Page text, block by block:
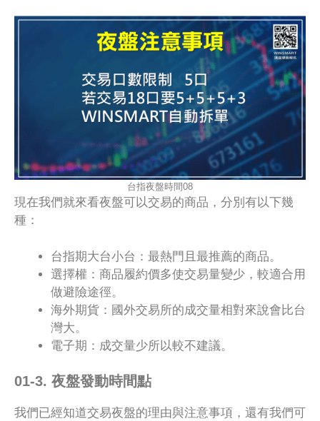
台指夜盤時間08
現在我們就來看夜盤可以交易的商品，分別有以下幾
種：
台指期大台小台：最熱門且最推薦的商品。
選擇權：商品履約價多使交易量變少，較適合用
做避險途徑。
海外期貨：國外交易所的成交量相對來說會比台
灣大。
電子期：成交量少所以較不建議。
01-3. 夜盤發動時間點
我們已經知道交易夜盤的理由與注意事項，還有我們可